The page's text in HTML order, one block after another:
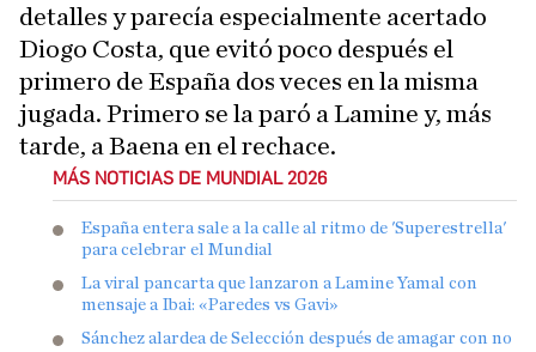
detalles y parecía especialmente acertado
Diogo Costa, que evitó poco después el
primero de España dos veces en la misma
jugada. Primero se la paró a Lamine y, más
tarde, a Baena en el rechace.
MÁS NOTICIAS DE MUNDIAL 2026
España entera sale a la calle al ritmo de 'Superestrella'
para celebrar el Mundial
La viral pancarta que lanzaron a Lamine Yamal con
mensaje a Ibai: «Paredes vs Gavi»
Sánchez alardea de Selección después de amagar con no